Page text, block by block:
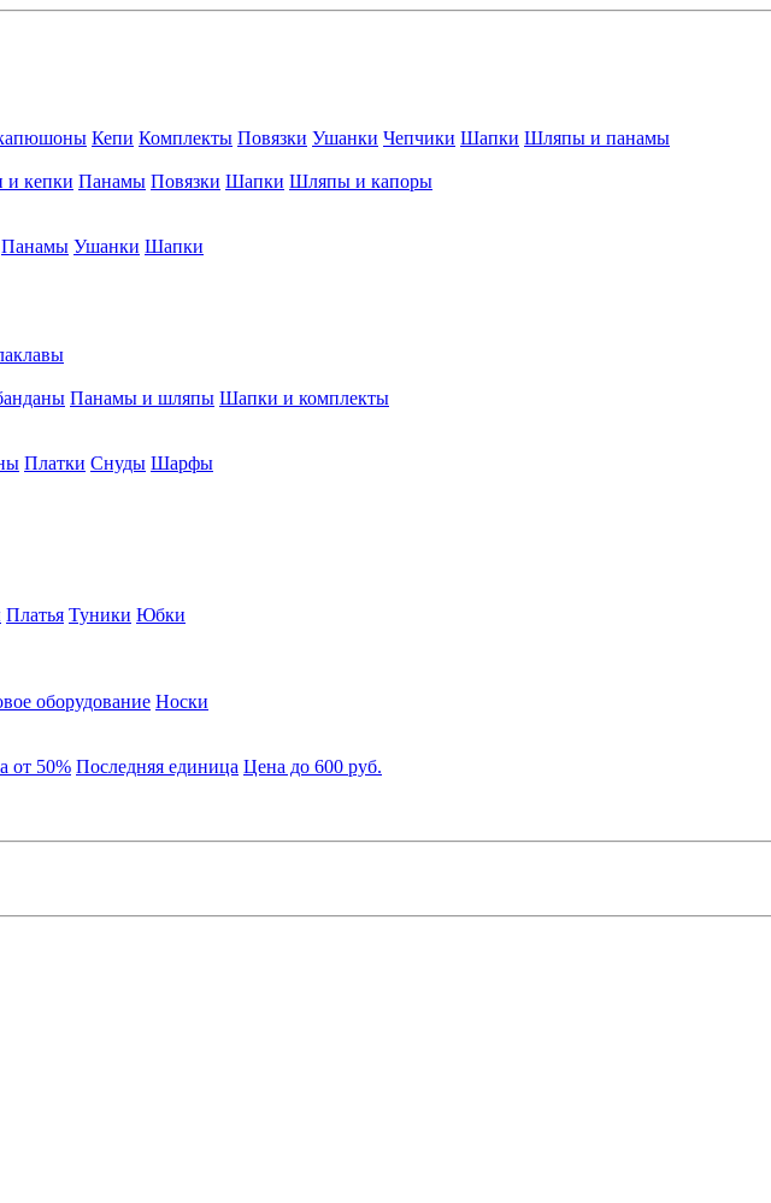
Кепи Комплекты Повязки Ушанки Чепчики Шапки Шляпы и панамы
и кепки Панамы Повязки Шапки Шляпы и капоры
Панамы Ушанки Шапки
Панамы и шляпы Шапки и комплекты
Платки Снуды Шарфы
Платья Туники Юбки
оборудование Носки
от 50% Последняя единица Цена до 600 руб.